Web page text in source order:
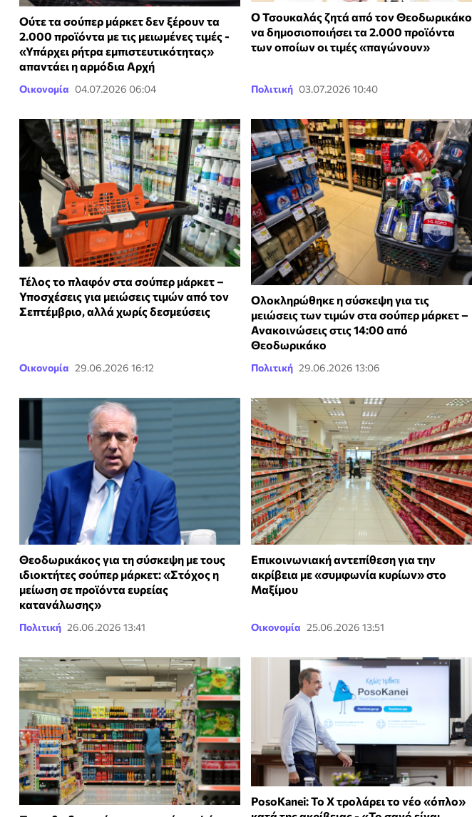
Ούτε τα σούπερ μάρκετ δεν ξέρουν τα
2.000 προϊόντα με τις μειωμένες τιμές -
«Υπάρχει ρήτρα εμπιστευτικότητας»
απαντάει η αρμόδια Αρχή
Οικονομία 04.07.2026 06:04
Ο Τσουκαλάς ζητά από τον Θεοδωρικάκο
να δημοσιοποιήσει τα 2.000 προϊόντα
των οποίων οι τιμές «παγώνουν»
Πολιτική 03.07.2026 10:40
Τέλος το πλαφόν στα σούπερ μάρκετ –
Υποσχέσεις για μειώσεις τιμών από τον
Σεπτέμβριο, αλλά χωρίς δεσμεύσεις
Οικονομία 29.06.2026 16:12
Ολοκληρώθηκε η σύσκεψη για τις
μειώσεις των τιμών στα σούπερ μάρκετ –
Ανακοινώσεις στις 14:00 από
Θεοδωρικάκο
Πολιτική 29.06.2026 13:06
Θεοδωρικάκος για τη σύσκεψη με τους
ιδιοκτήτες σούπερ μάρκετ: «Στόχος η
μείωση σε προϊόντα ευρείας
κατανάλωσης»
Πολιτική 26.06.2026 13:41
Επικοινωνιακή αντεπίθεση για την
ακρίβεια με «συμφωνία κυρίων» στο
Μαξίμου
Οικονομία 25.06.2026 13:51
PosoKanei: Το Χ τρολάρει το νέο «όπλο»